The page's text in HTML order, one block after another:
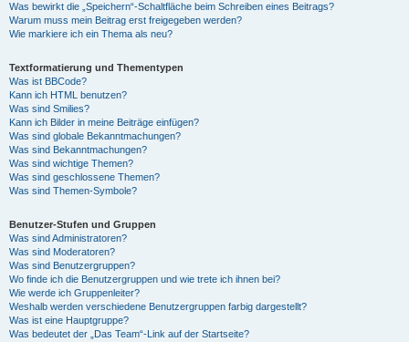
Was bewirkt die „Speichern“-Schaltfläche beim Schreiben eines Beitrags?
Warum muss mein Beitrag erst freigegeben werden?
Wie markiere ich ein Thema als neu?
Textformatierung und Thementypen
Was ist BBCode?
Kann ich HTML benutzen?
Was sind Smilies?
Kann ich Bilder in meine Beiträge einfügen?
Was sind globale Bekanntmachungen?
Was sind Bekanntmachungen?
Was sind wichtige Themen?
Was sind geschlossene Themen?
Was sind Themen-Symbole?
Benutzer-Stufen und Gruppen
Was sind Administratoren?
Was sind Moderatoren?
Was sind Benutzergruppen?
Wo finde ich die Benutzergruppen und wie trete ich ihnen bei?
Wie werde ich Gruppenleiter?
Weshalb werden verschiedene Benutzergruppen farbig dargestellt?
Was ist eine Hauptgruppe?
Was bedeutet der „Das Team“-Link auf der Startseite?